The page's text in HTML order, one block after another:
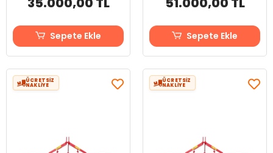
Sepete Ekle Sepete Ekle
ÜCRETSİZ
NAKLİYE
ÜCRETSİZ
NAKLİYE